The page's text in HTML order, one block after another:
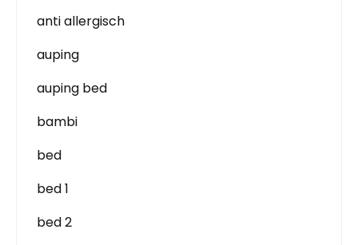
anti allergisch
auping
auping bed
bambi
bed
bed 1
bed 2